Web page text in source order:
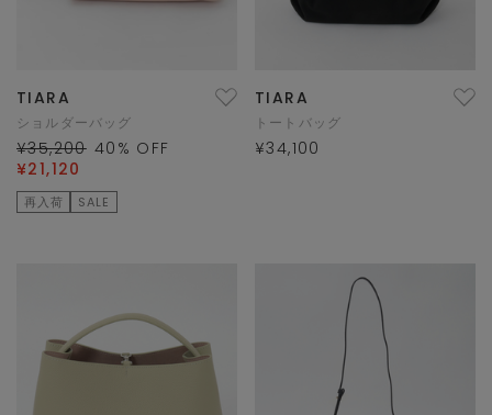
TIARA
ショルダーバッグ
¥35,200 40 % OFF
¥21,120
再入荷 SALE
TIARA
トートバッグ
¥34,100